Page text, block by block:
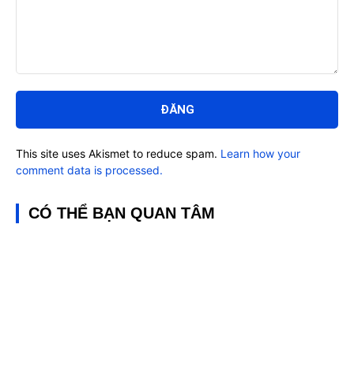
luận:
This site uses Akismet to reduce spam. Learn how your
comment data is processed.
CÓ THỂ BẠN QUAN TÂM